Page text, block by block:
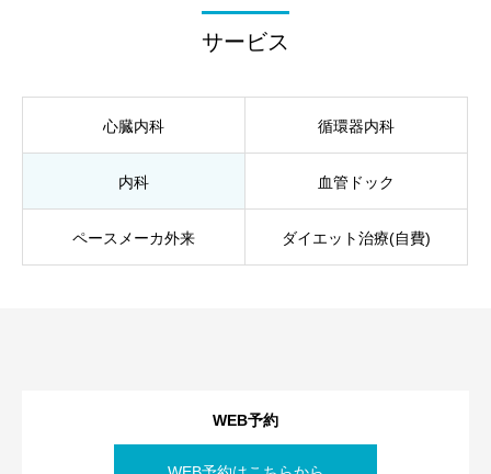
サービス
心臓内科 循環器内科
内科 血管ドック
ペースメーカ外来 ダイエット治療(自費)
WEB予約